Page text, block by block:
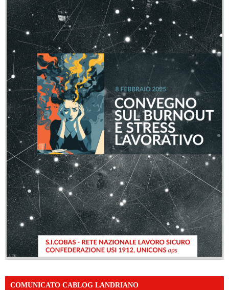
COMUNICATO CABLOG LANDRIANO